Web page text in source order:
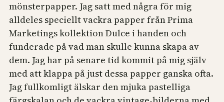
mönsterpapper. Jag satt med några för mig
alldeles speciellt vackra papper från Prima
Marketings kollektion Dulce i handen och
funderade på vad man skulle kunna skapa av
dem. Jag har på senare tid kommit på mig själv
med att klappa på just dessa papper ganska ofta.
Jag fullkomligt älskar den mjuka pastelliga